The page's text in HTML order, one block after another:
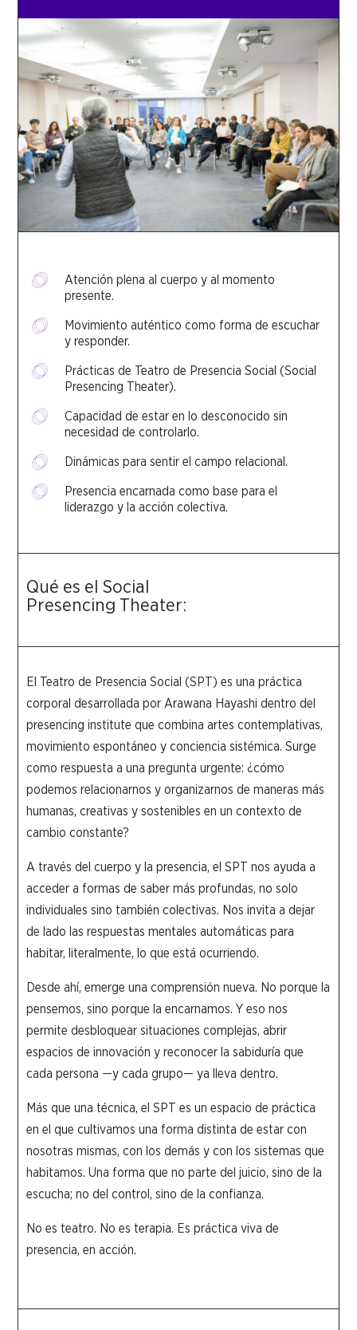
Atención plena al cuerpo y al momento
presente.
Movimiento auténtico como forma de escuchar
y responder.
Prácticas de Teatro de Presencia Social (Social
Presencing Theater).
Capacidad de estar en lo desconocido sin
necesidad de controlarlo.
Dinámicas para sentir el campo relacional.
Presencia encarnada como base para el
liderazgo y la acción colectiva.
Qué es el Social
Presencing Theater:
El Teatro de Presencia Social (SPT) es una práctica
corporal desarrollada por Arawana Hayashi dentro del
presencing institute que combina artes contemplativas,
movimiento espontáneo y conciencia sistémica. Surge
como respuesta a una pregunta urgente: ¿cómo
podemos relacionarnos y organizarnos de maneras más
humanas, creativas y sostenibles en un contexto de
cambio constante?
A través del cuerpo y la presencia, el SPT nos ayuda a
acceder a formas de saber más profundas, no solo
individuales sino también colectivas. Nos invita a dejar
de lado las respuestas mentales automáticas para
habitar, literalmente, lo que está ocurriendo.
Desde ahí, emerge una comprensión nueva. No porque la
pensemos, sino porque la encarnamos. Y eso nos
permite desbloquear situaciones complejas, abrir
espacios de innovación y reconocer la sabiduría que
cada persona —y cada grupo— ya lleva dentro.
Más que una técnica, el SPT es un espacio de práctica
en el que cultivamos una forma distinta de estar con
nosotras mismas, con los demás y con los sistemas que
habitamos. Una forma que no parte del juicio, sino de la
escucha; no del control, sino de la confianza.
No es teatro. No es terapia. Es práctica viva de
presencia, en acción.